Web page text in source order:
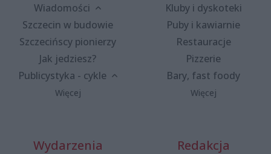
Wiadomości
Szczecin w budowie
Szczecińscy pionierzy
Jak jedziesz?
Publicystyka - cykle
Więcej
Kluby i dyskoteki
Puby i kawiarnie
Restauracje
Pizzerie
Bary, fast foody
Więcej
Wydarzenia Redakcja